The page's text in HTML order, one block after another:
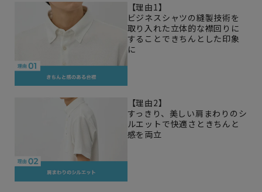
【理由1】
ビジネスシャツの縫製技術を
取り入れた立体的な襟回りに
することできちんとした印象
に
【理由2】
すっきり、美しい肩まわりのシ
ルエットで快適さときちんと
感を両立